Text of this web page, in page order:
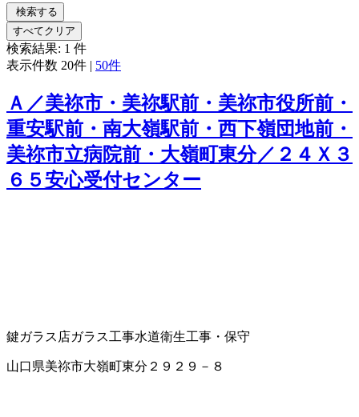
検索する
すべてクリア
検索結果: 1 件
表示件数 20件 | 50件
Ａ／美祢市・美祢駅前・美祢市役所前・
重安駅前・南大嶺駅前・西下嶺団地前・
美祢市立病院前・大嶺町東分／２４Ｘ３
６５安心受付センター
鍵ガラス店ガラス工事水道衛生工事・保守
山口県美祢市大嶺町東分２９２９－８